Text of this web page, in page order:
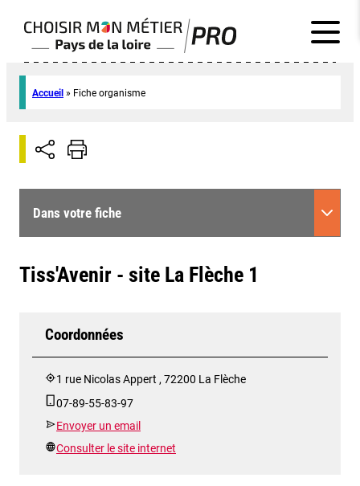
Accueil » Fiche organisme
Dans votre fiche
Tiss'Avenir - site La Flèche 1
Coordonnées
1 rue Nicolas Appert , 72200 La Flèche
07-89-55-83-97
Envoyer un email
Consulter le site internet